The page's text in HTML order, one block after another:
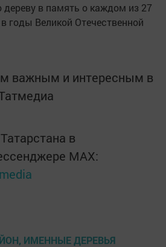
дереву в память о каждом из 27
годы Великой Отечественной
важным и интересным в
в
MАХ:
ИМЕННЫЕ ДЕРЕВЬЯ